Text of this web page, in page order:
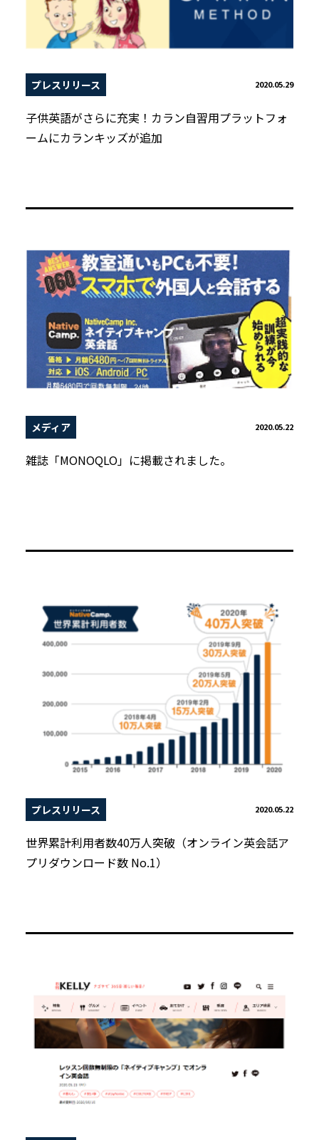
プレスリリース 2020.05.29
子供英語がさらに充実！カラン自習用プラットフォ
ームにカランキッズが追加
メディア 2020.05.22
雑誌「MONOQLO」に掲載されました。
プレスリリース 2020.05.22
世界累計利用者数40万人突破（オンライン英会話ア
プリダウンロード数 No.1）